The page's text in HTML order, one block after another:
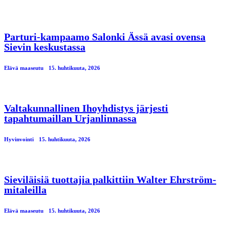
Parturi-kampaamo Salonki Ässä avasi ovensa
Sievin keskustassa
Elävä maaseutu 15. huhtikuuta, 2026
Valtakunnallinen Ihoyhdistys järjesti
tapahtumaillan Urjanlinnassa
Hyvinvointi 15. huhtikuuta, 2026
Sieviläisiä tuottajia palkittiin Walter Ehrström-
mitaleilla
Elävä maaseutu 15. huhtikuuta, 2026